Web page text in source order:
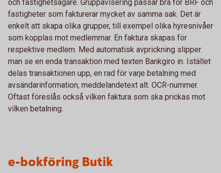
och fastighetsägare. Gruppavisering passar bra för BRF och
fastigheter som fakturerar mycket av samma sak. Det är
enkelt att skapa olika grupper, till exempel olika hyresnivåer
som kopplas mot medlemmar. En faktura skapas för
respektive medlem. Med automatisk avprickning slipper
man se en enda transaktion med texten Bankgiro in. Istället
delas transaktionen upp, en rad för varje betalning med
avsändarinformation, meddelandetext alt. OCR-nummer.
Oftast föreslås också vilken faktura som ska prickas mot
vilken betalning.
e-bokföring Butik